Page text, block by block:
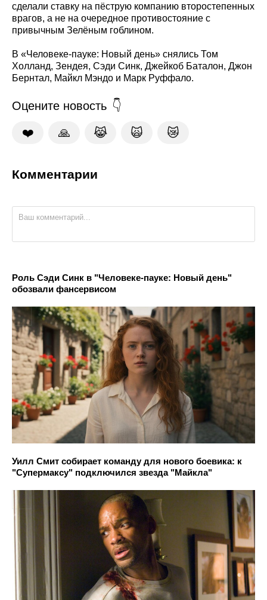
сделали ставку на пёструю компанию второстепенных
врагов, а не на очередное противостояние с
привычным Зелёным гоблином.
В «Человеке-пауке: Новый день» снялись Том
Холланд, Зендея, Сэди Синк, Джейкоб Баталон, Джон
Бернтал, Майкл Мэндо и Марк Руффало.
Оцените новость
❤️ 🙏 😹 🙀 😿
Комментарии
Роль Сэди Синк в "Человеке-пауке: Новый день"
обозвали фансервисом
Уилл Смит собирает команду для нового боевика: к
"Супермаксу" подключился звезда "Майкла"